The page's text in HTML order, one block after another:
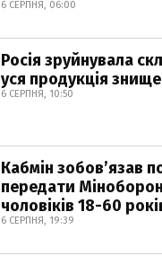
6 СЕРПНЯ, 06:00
Росія зруйнувала
уся продукція
6 СЕРПНЯ, 10:50
Кабмін зобовʼязав
передати
чоловіків 18-60
6 СЕРПНЯ, 19:39